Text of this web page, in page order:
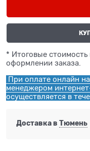
* Итоговые
оформлении заказа.
При оплате онлайн
менеджером
осуществляется в
Доставка в Тюмень